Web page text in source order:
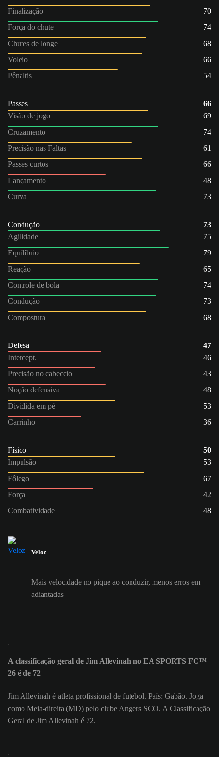
Finalização
70
Força do chute
74
Chutes de longe
68
Voleio
66
Pênaltis
54
Passes
66
Visão de jogo
69
Cruzamento
74
Precisão nas Faltas
61
Passes curtos
66
Lançamento
48
Curva
73
Condução
73
Agilidade
75
Equilíbrio
79
Reação
65
Controle de bola
74
Condução
73
Compostura
68
Defesa
47
Intercept.
46
Precisão no cabeceio
43
Noção defensiva
48
Dividida em pé
53
Carrinho
36
Físico
50
Impulsão
53
Fôlego
67
Força
42
Combatividade
48
Veloz
Mais velocidade no pique ao conduzir, menos erros em
adiantadas
A classificação geral de Jim Allevinah no EA SPORTS FC™
26 é de 72
Jim Allevinah é atleta profissional de futebol. País: Gabão. Joga
como Meia-direita (MD) pelo clube Angers SCO. A Classificação
Geral de Jim Allevinah é 72.